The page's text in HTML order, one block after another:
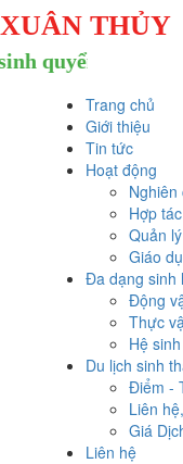
THỦY
thế giới
Trang chủ
Giới thiệu
Tin tức
Hoạt động
Hợp tác
Quản
Giáo
Đa dạng sinh
Động
Thực
Hệ
Du lịch sinh
Điểm -
Liên
Giá
Liên hệ